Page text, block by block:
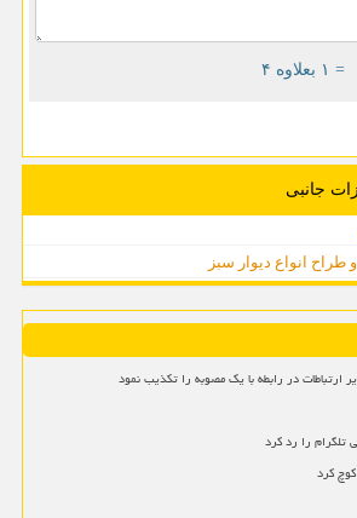
= ۱ بعلاوه ۴
جانبی
انواع دیوار سبز
ارتباطات در رابطه با یک مصوبه را تکذیب نمود
تلگرام را رد کرد
کرد